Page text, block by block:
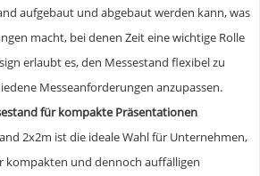
aufgebaut und abgebaut werden kann, was
macht, bei denen Zeit eine wichtige Rolle
erlaubt es, den Messestand flexibel zu
Messeanforderungen anzupassen.
für kompakte Präsentationen
2x2m ist die ideale Wahl für Unternehmen,
kompakten und dennoch auffälligen